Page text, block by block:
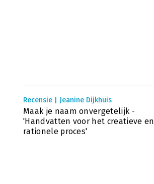
Recensie | Jeanine Dijkhuis
Maak je naam onvergetelijk -
'Handvatten voor het creatieve en
rationele proces'